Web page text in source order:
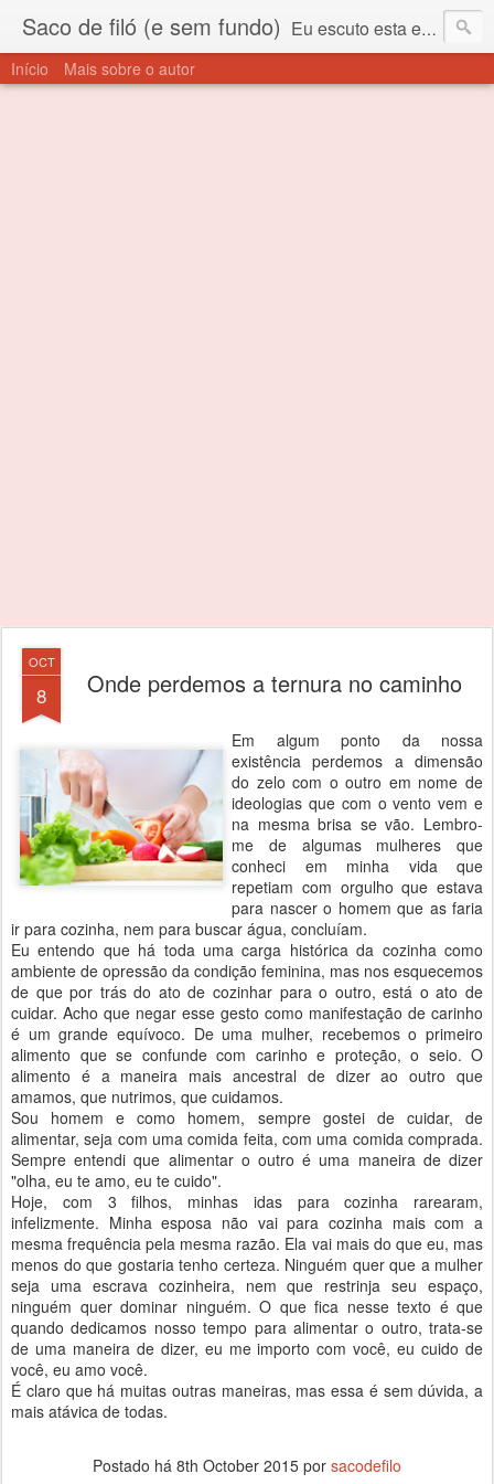
Saco de filó (e sem fundo) Eu escuto esta expressão "saco de filó" desde criança. Para quem não sabe, filó é um tecido todo furadinho e permite que um saco feito com ele, mesmo que muito exposto ao ar soprado para dentro, nunca vai se encher. Aí está o propósito deste nome... Para viver em sociedade tem que ter saco de filó.
Início Mais sobre o autor
OCT
8 Onde perdemos a ternura no caminho
Em algum ponto da nossa
existência perdemos a dimensão
do zelo com o outro em nome de
ideologias que com o vento vem e
na mesma brisa se vão. Lembro-
me de algumas mulheres que
conheci em minha vida que
repetiam com orgulho que estava
para nascer o homem que as faria
ir para cozinha, nem para buscar água, concluíam.
Eu entendo que há toda uma carga histórica da cozinha como
ambiente de opressão da condição feminina, mas nos esquecemos
de que por trás do ato de cozinhar para o outro, está o ato de
cuidar. Acho que negar esse gesto como manifestação de carinho
é um grande equívoco. De uma mulher, recebemos o primeiro
alimento que se confunde com carinho e proteção, o seio. O
alimento é a maneira mais ancestral de dizer ao outro que
amamos, que nutrimos, que cuidamos.
Sou homem e como homem, sempre gostei de cuidar, de
alimentar, seja com uma comida feita, com uma comida comprada.
Sempre entendi que alimentar o outro é uma maneira de dizer
"olha, eu te amo, eu te cuido".
Hoje, com 3 filhos, minhas idas para cozinha rarearam,
infelizmente. Minha esposa não vai para cozinha mais com a
mesma frequência pela mesma razão. Ela vai mais do que eu, mas
menos do que gostaria tenho certeza. Ninguém quer que a mulher
seja uma escrava cozinheira, nem que restrinja seu espaço,
ninguém quer dominar ninguém. O que fica nesse texto é que
quando dedicamos nosso tempo para alimentar o outro, trata-se
de uma maneira de dizer, eu me importo com você, eu cuido de
você, eu amo você.
É claro que há muitas outras maneiras, mas essa é sem dúvida, a
mais atávica de todas.
Postado há 8th October 2015 por sacodefilo